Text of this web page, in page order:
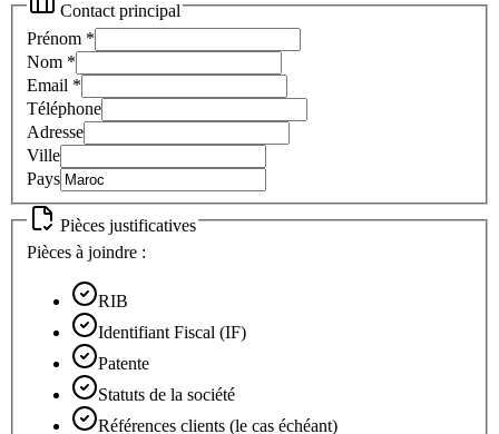
Contact principal
Prénom *
Nom *
Email *
Téléphone
Adresse
Ville
Pays
Pièces justificatives
Pièces à joindre :
RIB
Identifiant Fiscal (IF)
Patente
Statuts de la société
Références clients (le cas échéant)